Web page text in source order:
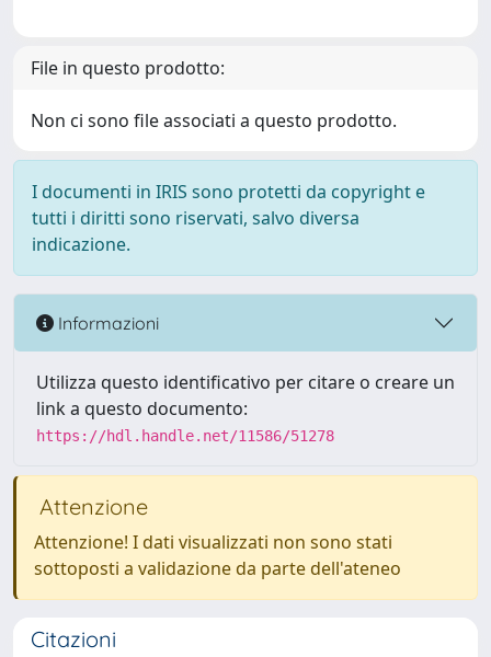
File in questo prodotto:
Non ci sono file associati a questo prodotto.
I documenti in IRIS sono protetti da copyright e
tutti i diritti sono riservati, salvo diversa
indicazione.
Informazioni
Utilizza questo identificativo per citare o creare un
link a questo documento:
https://hdl.handle.net/11586/51278
Attenzione
Attenzione! I dati visualizzati non sono stati
sottoposti a validazione da parte dell'ateneo
Citazioni